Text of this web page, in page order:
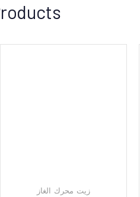
زيت محرك الغاز